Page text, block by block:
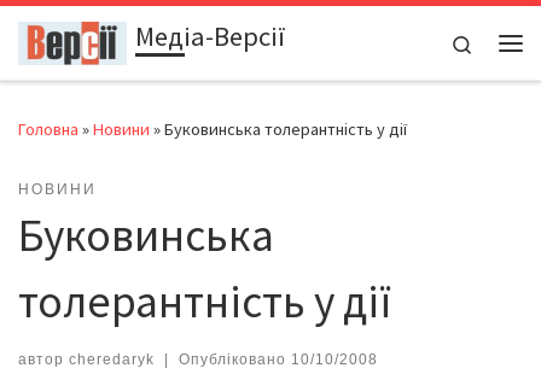
Перейти до вмістуМедіа-Версії
Search
Головна »Новини »Буковинська толерантність у дії
НОВИНИ
Буковинська
толерантність у дії
автор cheredaryk | Опубліковано 10/10/2008